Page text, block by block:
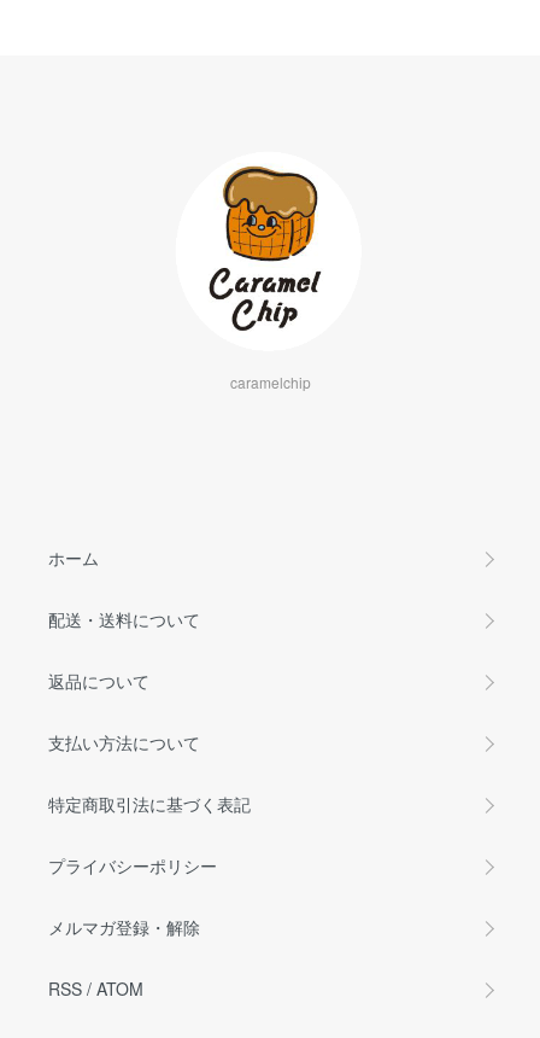
caramelchip
ホーム
配送・送料について
返品について
支払い方法について
特定商取引法に基づく表記
プライバシーポリシー
メルマガ登録・解除
RSS / ATOM